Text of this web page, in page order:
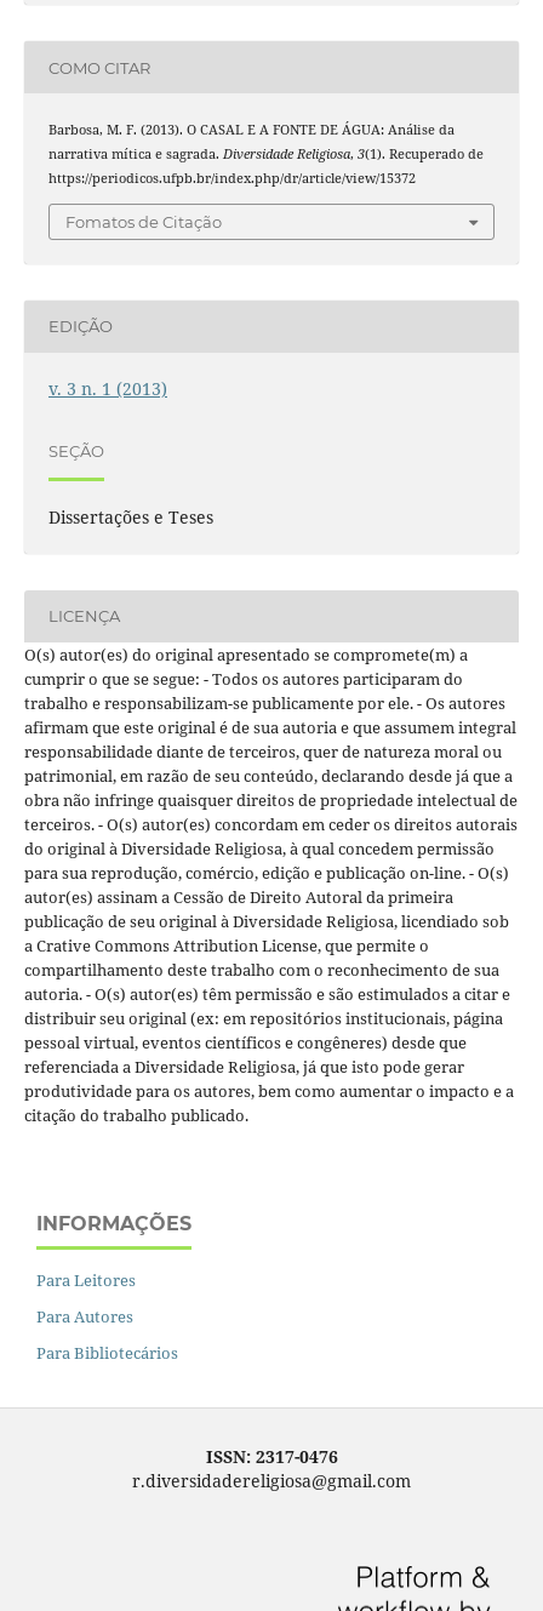
COMO CITAR
Barbosa, M. F. (2013). O CASAL E A FONTE DE ÁGUA: Análise da
narrativa mítica e sagrada. Diversidade Religiosa, 3(1). Recuperado de
https://periodicos.ufpb.br/index.php/dr/article/view/15372
Fomatos de Citação
EDIÇÃO
v. 3 n. 1 (2013)
SEÇÃO
Dissertações e Teses
LICENÇA
O(s) autor(es) do original apresentado se compromete(m) a
cumprir o que se segue: - Todos os autores participaram do
trabalho e responsabilizam-se publicamente por ele. - Os autores
afirmam que este original é de sua autoria e que assumem integral
responsabilidade diante de terceiros, quer de natureza moral ou
patrimonial, em razão de seu conteúdo, declarando desde já que a
obra não infringe quaisquer direitos de propriedade intelectual de
terceiros. - O(s) autor(es) concordam em ceder os direitos autorais
do original à Diversidade Religiosa, à qual concedem permissão
para sua reprodução, comércio, edição e publicação on-line. - O(s)
autor(es) assinam a Cessão de Direito Autoral da primeira
publicação de seu original à Diversidade Religiosa, licendiado sob
a Crative Commons Attribution License, que permite o
compartilhamento deste trabalho com o reconhecimento de sua
autoria. - O(s) autor(es) têm permissão e são estimulados a citar e
distribuir seu original (ex: em repositórios institucionais, página
pessoal virtual, eventos científicos e congêneres) desde que
referenciada a Diversidade Religiosa, já que isto pode gerar
produtividade para os autores, bem como aumentar o impacto e a
citação do trabalho publicado.
INFORMAÇÕES
Para Leitores
Para Autores
Para Bibliotecários
ISSN: 2317-0476
r.diversidadereligiosa@gmail.com